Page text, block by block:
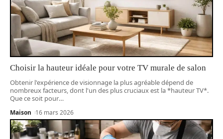
Choisir la hauteur idéale pour votre TV murale de salon
Obtenir l'expérience de visionnage la plus agréable dépend de
nombreux facteurs, dont l'un des plus cruciaux est la *hauteur TV*.
Que ce soit pour…
Maison 16 mars 2026